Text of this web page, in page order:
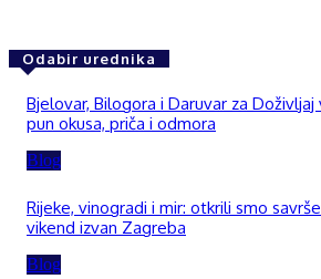
Odabir urednika
Bjelovar, Bilogora i Daruvar za
pun okusa, priča i odmora
Blog
Rijeke, vinogradi i mir: otkrili smo
vikend izvan Zagreba
Blog